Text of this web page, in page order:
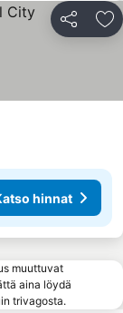
Jaa
hinnat
muuttuvat
aina löydä
trivagosta.